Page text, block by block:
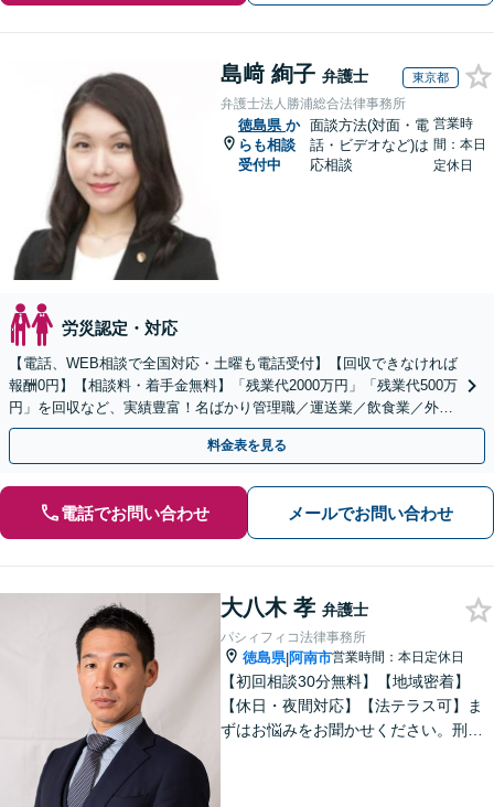
島﨑 絢子 弁護士 東京都
弁護士法人勝浦総合法律事務所
徳島県 か
らも相談
受付中
面談方法(対面・電
話・ビデオなど)は
応相談
営業時
間：本日
定休日
労災認定・対応
【電話、WEB相談で全国対応・土曜も電話受付】【回収できなければ
報酬0円】【相談料・着手金無料】「残業代2000万円」「残業代500万
円」を回収など、実績豊富！名ばかり管理職／運送業／飲食業／外資
系など妥協せずに交渉！他で断られた方も対応。
料金表を見る
電話でお問い合わせ メールでお問い合わせ
大八木 孝 弁護士
パシィフィコ法律事務所
徳島県|阿南市営業時間：本日定休日
【初回相談30分無料】【地域密着】
【休日・夜間対応】【法テラス可】ま
ずはお悩みをお聞かせください。刑事